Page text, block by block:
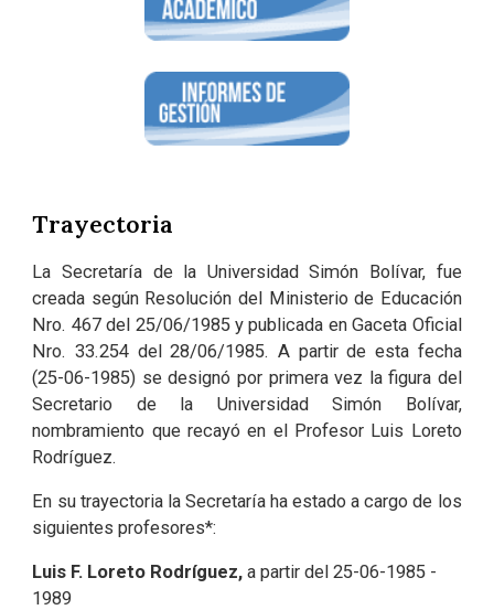
Trayectoria
La Secretaría de la Universidad Simón Bolívar, fue
creada según Resolución del Ministerio de Educación
Nro. 467 del 25/06/1985 y publicada en Gaceta Oficial
Nro. 33.254 del 28/06/1985. A partir de esta fecha
(25-06-1985) se designó por primera vez la figura del
Secretario de la Universidad Simón Bolívar,
nombramiento que recayó en el Profesor Luis Loreto
Rodríguez.
En su trayectoria la Secretaría ha estado a cargo de los
siguientes profesores*:
Luis F. Loreto Rodríguez,a partir del 25-06-1985 -
1989